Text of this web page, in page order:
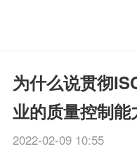
为什么说贯彻
业的质量控制能
2022-02-09 10:55